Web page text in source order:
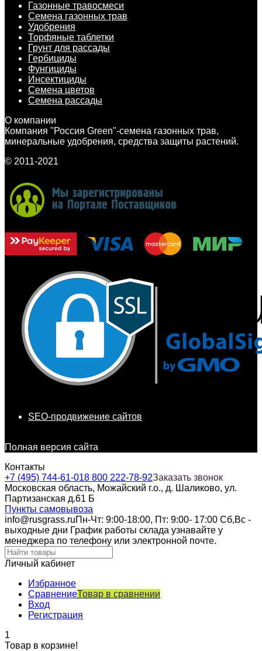
Газонные травосмеси
Семена газонных трав
Удобрения
Торфяные таблетки
Грунт для рассады
Гербициды
Фунгициды
Инсектициды
Семена цветов
Семена рассады
О компании
Компания "Россия Green"-семена газонных трав,
минеральные удобрения, средства защиты растений.
© 2011-2021
SEO-продвижение сайтов
Полная версия сайта
Контакты
+7 (495) 744-61-018 800 222-78-92Заказать звонок
Московская область, Можайский г.о., д. Шаликово, ул.
Партизанская д.61 Б
Пункты самовывоза
info@rusgrass.ruПн-Чт: 9:00-18:00, Пт: 9:00- 17:00 Сб,Вс -
выходные дни График работы склада узнавайте у
менеджера по телефону или электронной почте.
Личный кабинет
Избранное
СравнениеТовар в сравнении
Вход
Регистрация
1
Товар в корзине!